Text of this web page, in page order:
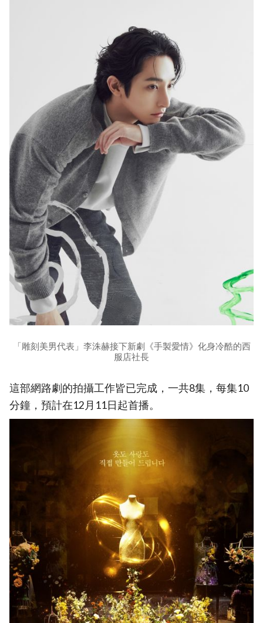
「雕刻美男代表」李洙赫接下新劇《手製愛情》化身冷酷的西
服店社長
這部網路劇的拍攝工作皆已完成，一共8集，每集10
分鐘，預計在12月11日起首播。